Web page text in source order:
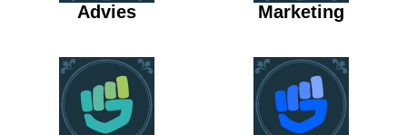
Advies Marketing